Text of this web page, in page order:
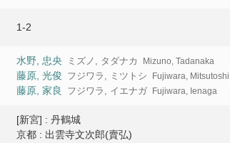
1-2
水野, 忠央 ミズノ, タダナカ Mizuno, Tadanaka
藤原, 光俊 フジワラ, ミツトシ Fujiwara, Mitsutoshi
藤原, 家良 フジワラ, イエナガ Fujiwara, Ienaga
[新宮] : 丹鶴城
京都 : 出雲寺文次郎(賣弘)